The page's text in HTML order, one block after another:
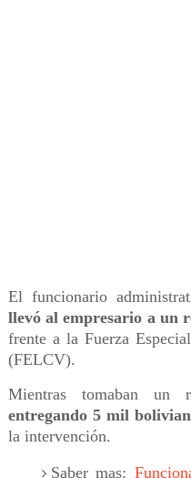
El funcionario
llevó al empresario a un
frente a la Fuerza
(FELCV).
Mientras tomaban un
entregando 5 mil
la intervención.
Saber mas: